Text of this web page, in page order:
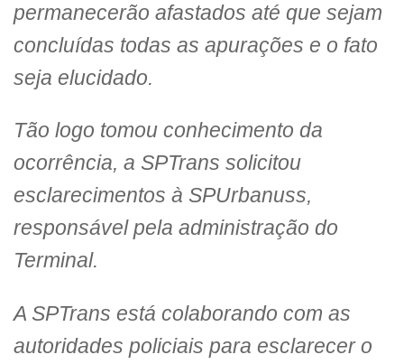
permanecerão afastados até que sejam
concluídas todas as apurações e o fato
seja elucidado.
Tão logo tomou conhecimento da
ocorrência, a SPTrans solicitou
esclarecimentos à SPUrbanuss,
responsável pela administração do
Terminal.
A SPTrans está colaborando com as
autoridades policiais para esclarecer o